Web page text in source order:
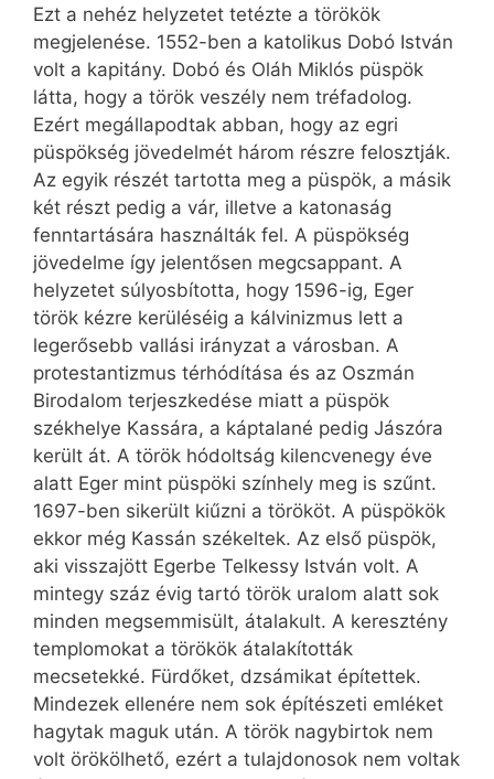
Ezt a nehéz helyzetet tetézte a törökök
megjelenése. 1552-ben a katolikus Dobó István
volt a kapitány. Dobó és Oláh Miklós püspök
látta, hogy a török veszély nem tréfadolog.
Ezért megállapodtak abban, hogy az egri
püspökség jövedelmét három részre felosztják.
Az egyik részét tartotta meg a püspök, a másik
két részt pedig a vár, illetve a katonaság
fenntartására használták fel. A püspökség
jövedelme így jelentősen megcsappant. A
helyzetet súlyosbította, hogy 1596-ig, Eger
török kézre kerüléséig a kálvinizmus lett a
legerősebb vallási irányzat a városban. A
protestantizmus térhódítása és az Oszmán
Birodalom terjeszkedése miatt a püspök
székhelye Kassára, a káptalané pedig Jászóra
került át. A török hódoltság kilencvenegy éve
alatt Eger mint püspöki színhely meg is szűnt.
1697-ben sikerült kiűzni a törököt. A püspökök
ekkor még Kassán székeltek. Az első püspök,
aki visszajött Egerbe Telkessy István volt. A
mintegy száz évig tartó török uralom alatt sok
minden megsemmisült, átalakult. A keresztény
templomokat a törökök átalakították
mecsetekké. Fürdőket, dzsámikat építettek.
Mindezek ellenére nem sok építészeti emléket
hagytak maguk után. A török nagybirtok nem
volt örökölhető, ezért a tulajdonosok nem voltak